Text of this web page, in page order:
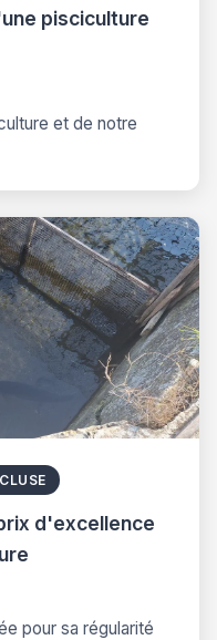
pisciculture
et de notre
d'excellence
pour sa régularité